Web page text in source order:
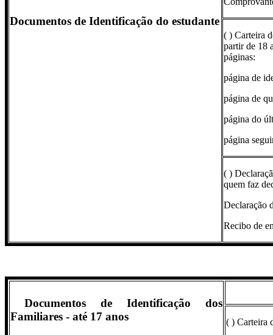
Documentos de Identificação do estudante
( ) Carteira
partir de 18
páginas:
página de
página de
página do
página
( )
quem faz
Declaração
Recibo de
Documentos de Identificação dos
Familiares - até 17 anos
( ) Carteira